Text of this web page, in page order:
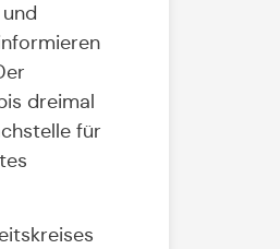
dreimal
für